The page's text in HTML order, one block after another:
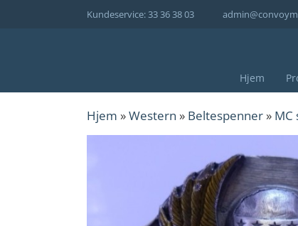
Kundeservice: 33 36 38 03
Hjem
Hjem »Western » Beltespenner » MC